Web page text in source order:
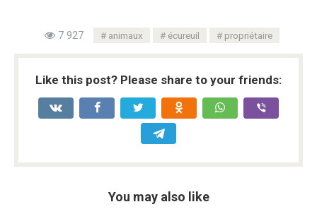
7 927 animaux écureuil propriétaire
Like this post? Please share to your friends:
You may also like